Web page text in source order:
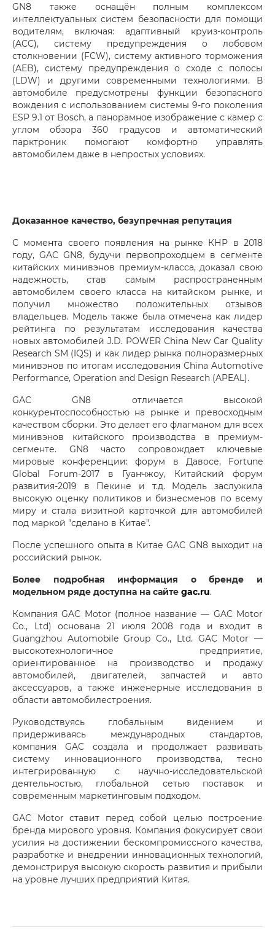
GN8 также оснащён полным комплексом
интеллектуальных систем безопасности для помощи
водителям, включая: адаптивный круиз-контроль
(ACC), систему предупреждения о лобовом
столкновении (FCW), систему активного торможения
(AEB), систему предупреждения о сходе с полосы
(LDW) и другими современными технологиями. В
автомобиле предусмотрены функции безопасного
вождения с использованием системы 9-го поколения
ESP 9.1 от Bosch, а панорамное изображение с камер с
углом обзора 360 градусов и автоматический
парктроник помогают комфортно управлять
автомобилем даже в непростых условиях.
Доказанное качество, безупречная репутация
С момента своего появления на рынке КНР в 2018
году, GAC GN8, будучи первопроходцем в сегменте
китайских минивэнов премиум-класса, доказал свою
надежность, став самым распространенным
автомобилем своего класса на китайском рынке, и
получил множество положительных отзывов
владельцев. Модель также была отмечена как лидер
рейтинга по результатам исследования качества
новых автомобилей J.D. POWER China New Car Quality
Research SM (IQS) и как лидер рынка полноразмерных
минивэнов по итогам исследования China Automotive
Performance, Operation and Design Research (APEAL).
GAC GN8 отличается высокой
конкурентоспособностью на рынке и превосходным
качеством сборки. Это делает его флагманом для всех
минивэнов китайского производства в премиум-
сегменте. GN8 часто сопровождает ключевые
мировые конференции: форум в Давосе, Fortune
Global Forum-2017 в Гуанчжоу, Китайский форум
развития-2019 в Пекине и т.д. Модель заслужила
высокую оценку политиков и бизнесменов по всему
миру и стала визитной карточкой для автомобилей
под маркой "сделано в Китае".
После успешного опыта в Китае GAC GN8 выходит на
российский рынок.
Более подробная информация о бренде и
модельном ряде доступна на сайте gac.ru.
Компания GAC Motor (полное название — GAC Motor
Co., Ltd) основана 21 июля 2008 года и входит в
Guangzhou Automobile Group Co., Ltd. GAC Motor —
высокотехнологичное предприятие,
ориентированное на производство и продажу
автомобилей, двигателей, запчастей и авто
аксессуаров, а также инженерные исследования в
области автомобилестроения.
Руководствуясь глобальным видением и
придерживаясь международных стандартов,
компания GAC создала и продолжает развивать
систему инновационного производства, тесно
интегрированную с научно-исследовательской
деятельностью, глобальной сетью поставок и
современным маркетинговым подходом.
GAC Motor ставит перед собой целью построение
бренда мирового уровня. Компания фокусирует свои
усилия на достижении бескомпромиссного качества,
разработке и внедрении инновационных технологий,
демонстрируя высокую скорость развития и прибыли
на уровне лучших предприятий Китая.